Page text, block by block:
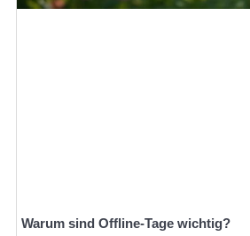
Warum sind Offline-Tage wichtig?